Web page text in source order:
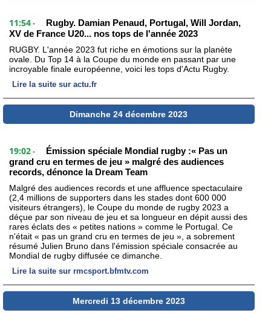
11:54 -
Rugby. Damian Penaud, Portugal, Will Jordan,
XV de France U20... nos tops de l'année 2023
RUGBY. L'année 2023 fut riche en émotions sur la planète
ovale. Du Top 14 à la Coupe du monde en passant par une
incroyable finale européenne, voici les tops d'Actu Rugby.
Lire la suite sur actu.fr
Dimanche 24 décembre 2023
19:02 -
Émission spéciale Mondial rugby :« Pas un
grand cru en termes de jeu » malgré des audiences
records, dénonce la Dream Team
Malgré des audiences records et une affluence spectaculaire
(2,4 millions de supporters dans les stades dont 600 000
visiteurs étrangers), le Coupe du monde de rugby 2023 a
déçue par son niveau de jeu et sa longueur en dépit aussi des
rares éclats des « petites nations » comme le Portugal. Ce
n'était « pas un grand cru en termes de jeu », a sobrement
résumé Julien Bruno dans l'émission spéciale consacrée au
Mondial de rugby diffusée ce dimanche.
Lire la suite sur rmcsport.bfmtv.com
Mercredi 13 décembre 2023